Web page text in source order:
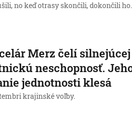
no keď otrasy skončili, dokončili ho.
Merz čelí silnejúcej
neschopnosť.
jednotnosti klesá
krajinské voľby.